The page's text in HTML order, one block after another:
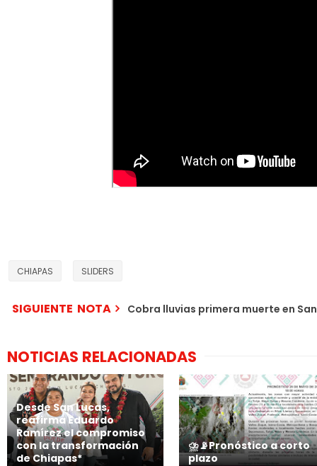
CHIAPAS SLIDERS
SIGUIENTE NOTA Cobra lluvias primera muerte en
NOTICIAS RELACIONADAS
Desde San Lucas,
reafirma Eduardo
Ramírez el compromiso
con la transformación
de Chiapas*
⛈️📡Pronóstico a corto
plazo